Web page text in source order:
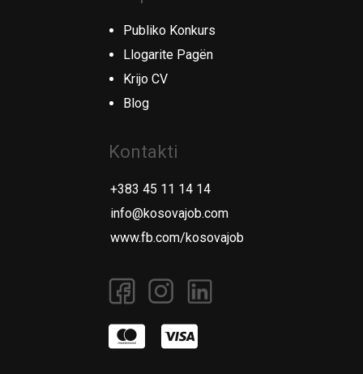
Publiko Konkurs
Llogarite Pagën
Krijo CV
Blog
Kontakti
+383 45 11 14 14
info@kosovajob.com
www.fb.com/kosovajob